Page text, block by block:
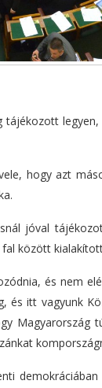
hogy azt
jóval
között
és nem
és itt vagyunk
Magyarország